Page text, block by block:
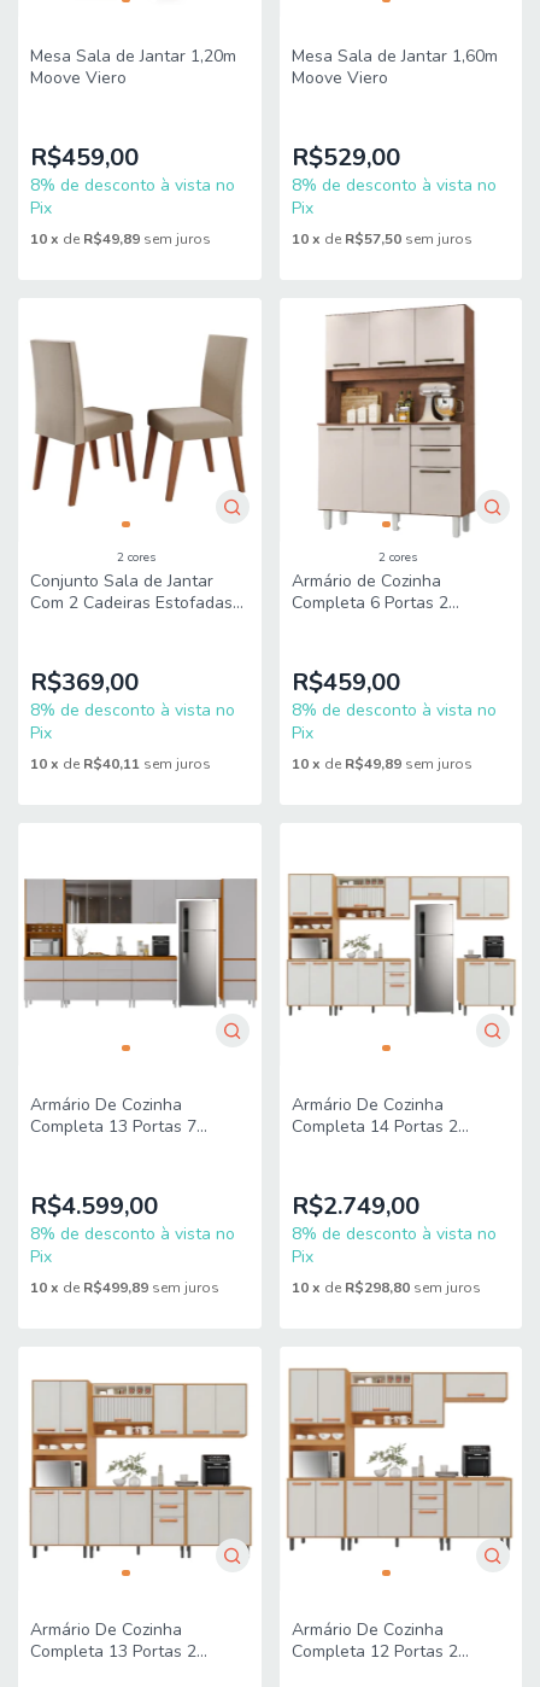
Mesa Sala de Jantar 1,20m
Moove Viero
R$459,00
8% de desconto à vista no
Pix
10x de R$49,89 sem juros
Mesa Sala de Jantar 1,60m
Moove Viero
R$529,00
8% de desconto à vista no
Pix
10 x de R$57,50 sem juros
2 cores
Conjunto Sala de Jantar
Com 2 Cadeiras Estofadas
R$369,00
8% de desconto à vista no
Pix
10x de R$40,11 sem juros
2 cores
Armário de Cozinha
Completa 6 Portas 2
R$459,00
8% de desconto à vista no
Pix
10 x de R$49,89 sem juros
Armário De Cozinha
Completa 13 Portas 7
R$4.599,00
8% de desconto à vista no
Pix
10x de R$499,89 sem juros
Armário De Cozinha
Completa 14 Portas 2
Itatiaia
R$2.749,00
8% de desconto à vista no
Pix
10 x de R$298,80 sem juros
Armário De Cozinha
Completa 13 Portas 2
Armário De Cozinha
Completa 12 Portas 2